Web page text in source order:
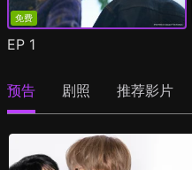
免费
EP 1
预告 剧照 推荐影片